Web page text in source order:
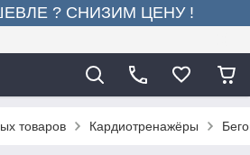
? СНИЗИМ ЦЕНУ !
товаров Кардиотренажёры